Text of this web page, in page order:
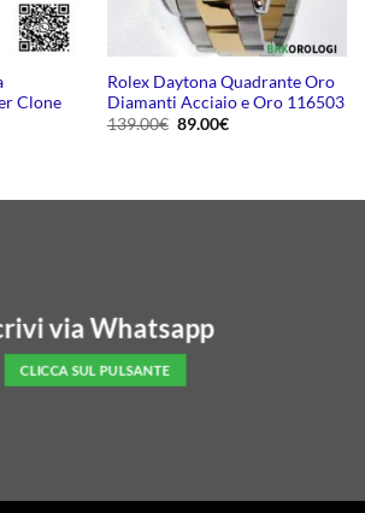
Clone
Rolex Daytona Quadrante Oro
Diamanti Acciaio e Oro 116503
139.00€ Il
89.00€Il
via Whatsapp
CLICCA SUL PULSANTE